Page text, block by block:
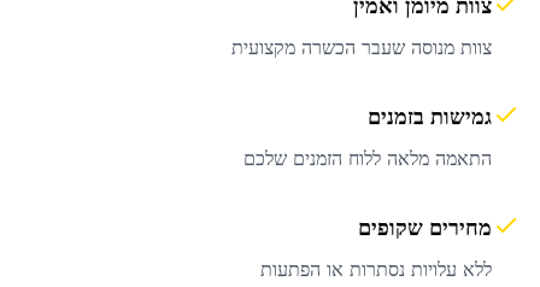
צוות מיומן ואמין
צוות מנוסה שעבר הכשרה מקצועית
גמישות בזמנים
התאמה מלאה ללוח הזמנים שלכם
מחירים שקופים
ללא עלויות נסתרות או הפתעות